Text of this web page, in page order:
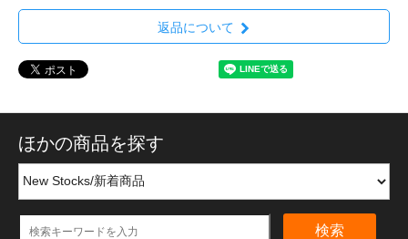
返品について
ほかの商品を探す
検索